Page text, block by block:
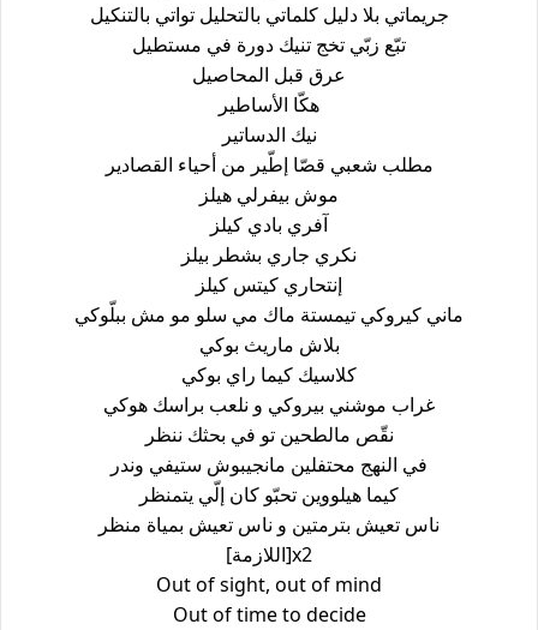
جريماتي بلا دليل كلماتي بالتحليل تواتي بالتنكيل
تبّع زبّي تخج تنيك دورة في مستطيل
عرق قبل المحاصيل
هكّا الأساطير
نيك الدساتير
مطلب شعبي قصّا إطّير من أحياء القصادير
موش بيفرلي هيلز
آفري بادي كيلز
نكري جاري بشطر بيلز
إنتحاري كيتس كيلز
ماني كيروكي تيمستة ماك مي سلو مو مش ببلّوكي
بلاش ماريث بوكي
كلاسيك كيما راي بوكي
غراب موشني بيروكي و نلعب براسك هوكي
نقّص مالطحين تو في بحثك ننظر
في النهج محتفلين مانجيبوش ستيفي وندر
كيما هيلووين تحبّو كان إلّي يتمنظر
ناس تعيش بترمتين و ناس تعيش بمياة منظر
[اللازمة]x2
Out of sight, out of mind
Out of time to decide